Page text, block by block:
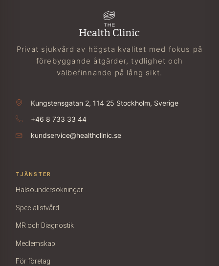
Privat sjukvård av högsta kvalitet med fokus på
förebyggande åtgärder, tydlighet och
välbefinnande på lång sikt.
Kungstensgatan 2, 114 25 Stockholm, Sverige
+46 8 733 33 44
kundservice@healthclinic.se
TJÄNSTER
Hälsoundersökningar
Specialistvård
MR och Diagnostik
Medlemskap
För företag